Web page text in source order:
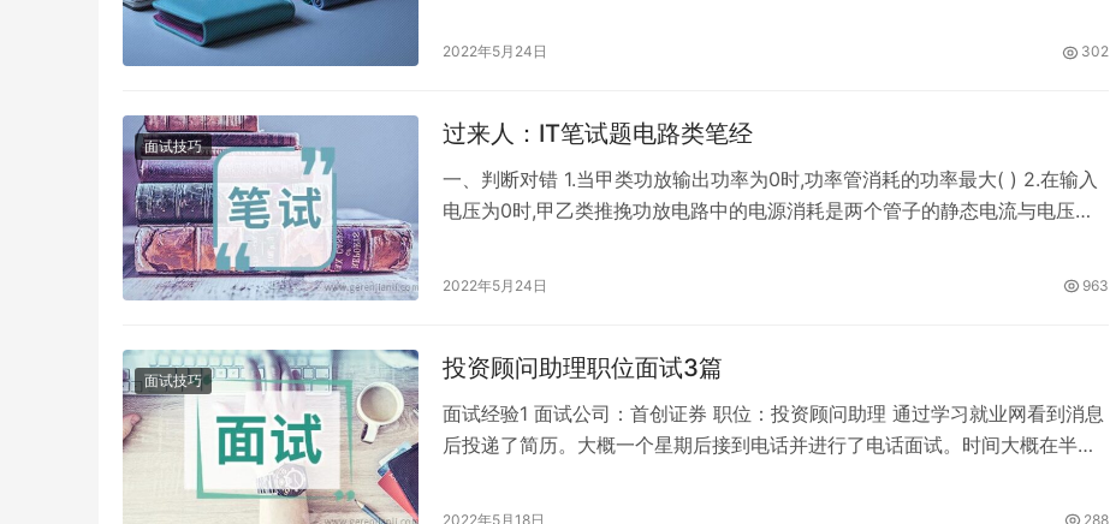
2022年5月24日 302
面试技巧 过来人：IT笔试题电路类笔经
一、判断对错 1.当甲类功放输出功率为0时,功率管消耗的功率最大( ) 2.在输入
电压为0时,甲乙类推挽功放电路中的电源消耗是两个管子的静态电流与电压的
2022年5月24日 963
面试技巧 投资顾问助理职位面试3篇
面试经验1 面试公司：首创证券 职位：投资顾问助理 通过学习就业网看到消息
后投递了简历。大概一个星期后接到电话并进行了电话面试。时间大概在半个
2022年5月18日 288